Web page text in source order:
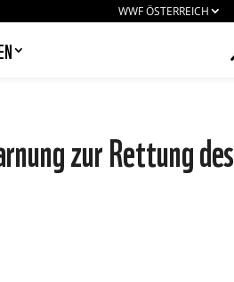
WWF ÖSTERREICH
zur Rettung des